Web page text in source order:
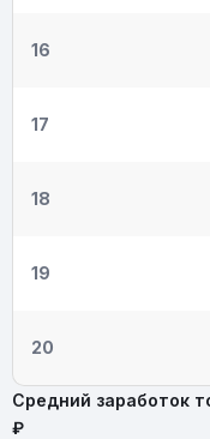
16
17
18
19
20
Средний заработок
₽